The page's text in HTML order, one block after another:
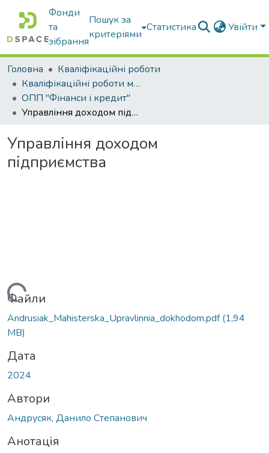
Фонди
та
зібрання
Пошук за
критеріями
Статистика Увійти
Головна
Кваліфікаційні роботи
Кваліфікаційні роботи магістрів
ОПП "Фінанси і кредит"
Управління доходом підприємства
Управління доходом
підприємства
Файли
Andrusiak_Mahisterska_Upravlinnia_dokhodom.pdf(1,94
MB)
Дата
2024
Автори
Андрусяк, Данило Степанович
Анотація